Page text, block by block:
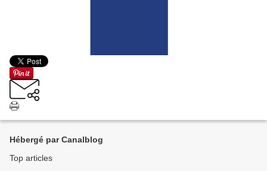
Hébergé par Canalblog
Top articles